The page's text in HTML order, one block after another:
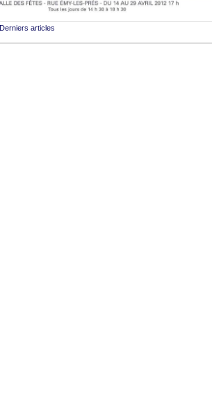
Derniers articles